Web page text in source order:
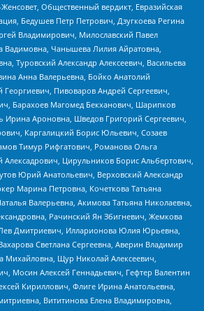
Общественный вердикт, Евразийская
Бедушев Петр Петрович, Дзугкоева Регина
Владимирович, Милославский Павел
Чанышева Лилия Айратовна,
Туровский Александр Алексеевич, Васильева
Анна Валерьевна, Бойко Анатолий
Георгиевич, Пивоваров Андрей Сергеевич,
Барахоев Магомед Бекханович, Шарипков
Ароновна, Шведов Григорий Сергеевич,
Каргалицкий Борис Юльевич, Созаев
Тимур Рифгатович, Романова Ольга
Алексадрович, Цирульников Борис Альбертович,
Юрий Анатольевич, Верховский Александр
Марина Петровна, Кочеткова Татьяна
Валерьевна, Акимова Татьяна Николаевна,
Рачинский Ян Збигневич, Жемкова
Дмитриевич, Илларионова Юлия Юрьевна,
Светлана Сергеевна, Аверин Владимир
Михайловна, Щур Николай Алексеевич,
Мосин Алексей Геннадьевич, Гефтер Валентин
Кириллович, Флиге Ирина Анатольевна,
Вититинова Елена Владимировна,